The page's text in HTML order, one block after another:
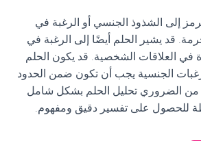
إلى الشذوذ الجنسي أو الرغبة في
قد يشير الحلم أيضًا إلى الرغبة في
في العلاقات الشخصية. قد يكون الحلم
الجنسية يجب أن تكون ضمن الحدود
من الضروري تحليل الحلم بشكل شامل
للحصول على تفسير دقيق ومفهوم.